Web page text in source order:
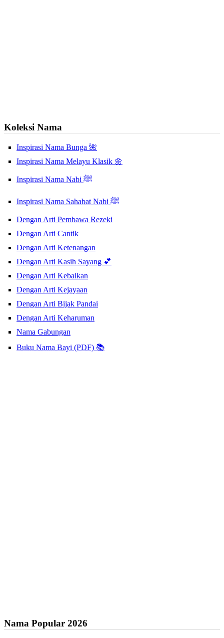
Koleksi Nama
Inspirasi Nama Bunga 🌺
Inspirasi Nama Melayu Klasik 🌼
Inspirasi Nama Nabi ﷺ
Inspirasi Nama Sahabat Nabi ﷺ
Dengan Arti Pembawa Rezeki
Dengan Arti Cantik
Dengan Arti Ketenangan
Dengan Arti Kasih Sayang 💕
Dengan Arti Kebaikan
Dengan Arti Kejayaan
Dengan Arti Bijak Pandai
Dengan Arti Keharuman
Nama Gabungan
Buku Nama Bayi (PDF) 📚
Nama Popular 2026